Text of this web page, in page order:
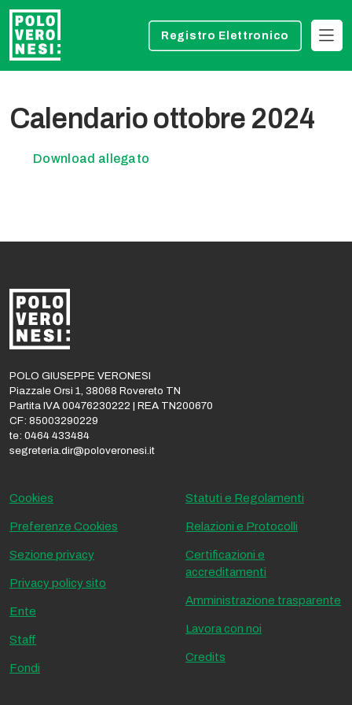
Registro Elettronico
Calendario ottobre 2024
Download allegato
POLO GIUSEPPE VERONESI
Piazzale Orsi 1, 38068 Rovereto TN
Partita IVA 00476230222 | REA TN200670
CF: 85003290229
te: 0464 433484
segreteria.dir@poloveronesi.it
Cookies
Preferenze Cookies
Sezione privacy
Privacy policy sito
Ente
Staff
Fondi
Statuti e Regolamenti
Relazioni e Protocolli
Certificazioni e
accreditamenti
Amministrazione trasparente
Lavora con noi
Credits